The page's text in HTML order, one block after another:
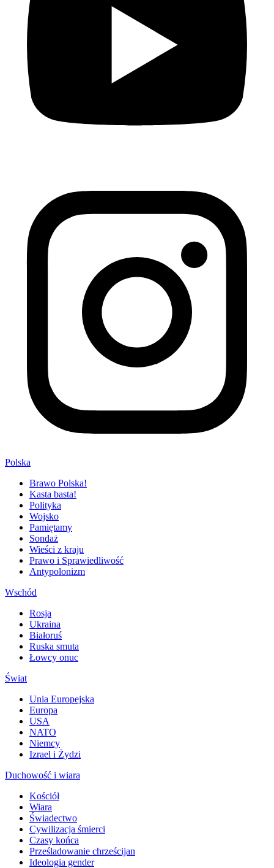
Polska
Brawo Polska!
Kasta basta!
Polityka
Wojsko
Pamiętamy
Sondaż
Wieści z kraju
Prawo i Sprawiedliwość
Antypolonizm
Wschód
Rosja
Ukraina
Białoruś
Ruska smuta
Łowcy onuc
Świat
Unia Europejska
Europa
USA
NATO
Niemcy
Izrael i Żydzi
Duchowość i wiara
Kościół
Wiara
Świadectwo
Cywilizacja śmierci
Czasy końca
Prześladowanie chrześcijan
Ideologia gender